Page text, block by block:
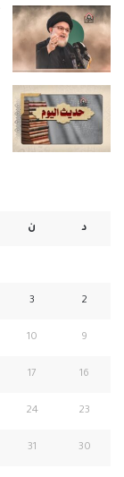
د ن
2
3
9
10
16
17
23
24
30
31